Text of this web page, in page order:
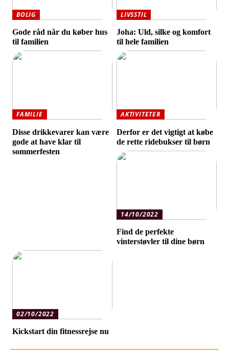
BOLIG
Gode råd når du køber hus
til familien
LIVSSTIL
Joha: Uld, silke og komfort
til hele familien
FAMILIE
Disse drikkevarer kan være
gode at have klar til
sommerfesten
AKTIVITETER
Derfor er det vigtigt at købe
de rette ridebukser til børn
14/10/2022
Find de perfekte
vinterstøvler til dine børn
02/10/2022
Kickstart din fitnessrejse nu